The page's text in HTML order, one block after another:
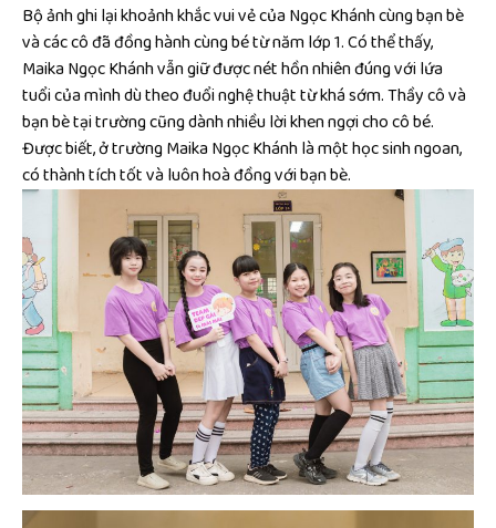
Bộ ảnh ghi lại khoảnh khắc vui vẻ của Ngọc Khánh cùng bạn bè
và các cô đã đồng hành cùng bé từ năm lớp 1. Có thể thấy,
Maika Ngọc Khánh vẫn giữ được nét hồn nhiên đúng với lứa
tuổi của mình dù theo đuổi nghệ thuật từ khá sớm. Thầy cô và
bạn bè tại trường cũng dành nhiều lời khen ngợi cho cô bé.
Được biết, ở trường Maika Ngọc Khánh là một học sinh ngoan,
có thành tích tốt và luôn hoà đồng với bạn bè.